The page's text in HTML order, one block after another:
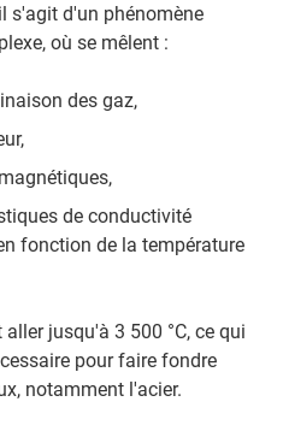
s'agit d'un phénomène
où se mêlent :
des gaz,
de conductivité
fonction de la température
jusqu'à 3 500 °C, ce qui
pour faire fondre
notamment l'acier.